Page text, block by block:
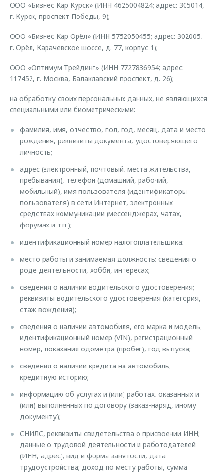
ООО «Бизнес Кар Курск» (ИНН 4625004824; адрес: 305014,
г. Курск, проспект Победы, 9);
ООО «Бизнес Кар Орёл» (ИНН 5752050455; адрес: 302005,
г. Орёл, Карачевское шоссе, д. 77, корпус 1);
ООО «Оптимум Трейдинг» (ИНН 7727836954; адрес:
117452, г. Москва, Балаклавский проспект, д. 26);
на обработку своих персональных данных, не являющихся
специальными или биометрическими:
фамилия, имя, отчество, пол, год, месяц, дата и место
рождения, реквизиты документа, удостоверяющего
личность;
адрес (электронный, почтовый, места жительства,
пребывания), телефон (домашний, рабочий,
мобильный), имя пользователя (идентификаторы
пользователя) в сети Интернет, электронных
средствах коммуникации (мессенджерах, чатах,
форумах и т.п.);
идентификационный номер налогоплательщика;
место работы и занимаемая должность; сведения о
роде деятельности, хобби, интересах;
сведения о наличии водительского удостоверения;
реквизиты водительского удостоверения (категория,
стаж вождения);
сведения о наличии автомобиля, его марка и модель,
идентификационный номер (VIN), регистрационный
номер, показания одометра (пробег), год выпуска;
сведения о наличии кредита на автомобиль,
кредитную историю;
информацию об услугах и (или) работах, оказанных и
(или) выполненных по договору (заказ-наряд, иному
документу);
СНИЛС, реквизиты свидетельства о присвоении ИНН;
данные о трудовой деятельности и работодателей
(ИНН, адрес); вид и форма занятости, дата
трудоустройства; доход по месту работы, сумма